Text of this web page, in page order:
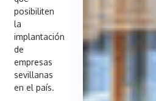
posibiliten
la
implantación
de
empresas
sevillanas
en el país.